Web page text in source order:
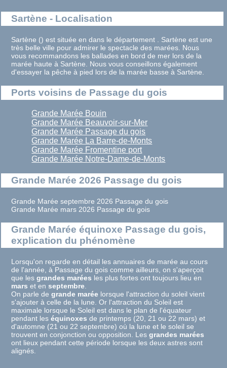
Sartène - Localisation
Sartène () est située en dans le département . Sartène est une
très belle ville pour admirer le spectacle des marées. Nous
vous recommandons les ballades en bord de mer lors de la
marée haute à Sartène. Nous vous conseillons également
d'essayer la pêche à pied lors de la marée basse à Sartène.
Ports voisins de Passage du gois
Grande Marée Bouin
Grande Marée Beauvoir-sur-Mer
Grande Marée Passage du gois
Grande Marée La Barre-de-Monts
Grande Marée Fromentine port
Grande Marée Notre-Dame-de-Monts
Grande Marée 2026 Passage du gois
Grande Marée septembre 2026 Passage du gois
Grande Marée mars 2026 Passage du gois
Grande Marée équinoxe Passage du gois,
explication du phénomène
Lorsqu'on regarde en détail les annuaires de marée au cours
de l'année, à Passage du gois comme ailleurs, on s'aperçoit
que lesgrandes marées les plus fortes ont toujours lieu en
mars et enseptembre
On parle degrande marée lorsque l'attraction du soleil vient
s'ajouter à celle de la lune. Or l'attraction du Soleil est
maximale lorsque le Soleil est dans le plan de l'équateur
pendant leséquinoxes de printemps (20, 21 ou 22 mars) et
d'automne (21 ou 22 septembre) où la lune et le soleil se
trouvent en conjonction ou opposition. Lesgrandes marées
ont lieux pendant cette période lorsque les deux astres sont
alignés.